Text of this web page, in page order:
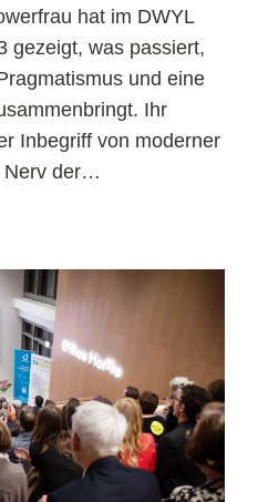
hat im DWYL
gezeigt, was passiert,
und eine
Ihr
Inbegriff von moderner
Nerv der…